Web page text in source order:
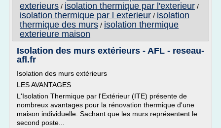
exterieurs / isolation thermique par l'exterieur /
isolation thermique par l exterieur / isolation
thermique des murs / isolation thermique
exterieure maison
Isolation des murs extérieurs - AFL - reseau-
afl.fr
Isolation des murs extérieurs
LES AVANTAGES
L'Isolation Thermique par l'Extérieur (ITE) présente de
nombreux avantages pour la rénovation thermique d'une
maison individuelle. Sachant que les murs représentent le
second poste...